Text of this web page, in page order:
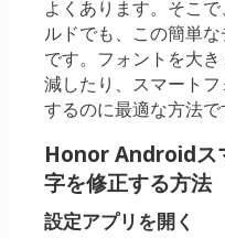
よくあります。そこ
ルドでも、この簡単
です。フォントを大
減したり、スマート
するのに最適な方法で
Honor Androidス
字を修正する方法
設定アプリを開く